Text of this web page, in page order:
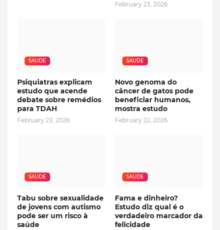
February 23, 2026
SAUDE
Psiquiatras explicam
estudo que acende
debate sobre remédios
para TDAH
February 23, 2026
SAUDE
Novo genoma do
câncer de gatos pode
beneficiar humanos,
mostra estudo
February 22, 2026
SAUDE
Tabu sobre sexualidade
de jovens com autismo
pode ser um risco à
saúde
SAUDE
Fama e dinheiro?
Estudo diz qual é o
verdadeiro marcador da
felicidade